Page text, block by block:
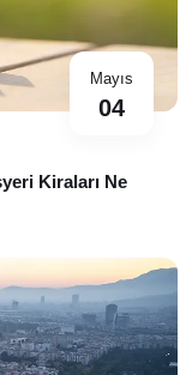
Mayıs
04
Kiraları Ne